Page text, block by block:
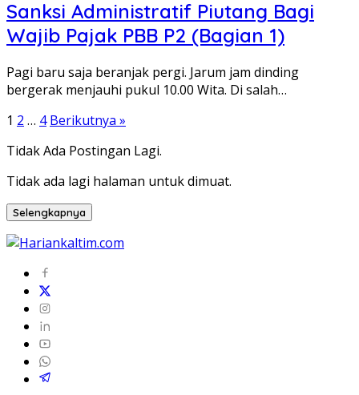
Sanksi Administratif Piutang Bagi
Wajib Pajak PBB P2 (Bagian 1)
Pagi baru saja beranjak pergi. Jarum jam dinding
bergerak menjauhi pukul 10.00 Wita. Di salah…
Paginasi
pos
1 2 … 4 Berikutnya »
Tidak Ada Postingan Lagi.
Tidak ada lagi halaman untuk dimuat.
Selengkapnya